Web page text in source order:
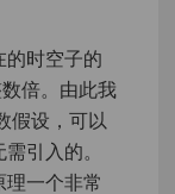
的时空子的
倍。由此我
假设，可以
引入的。
一个非常